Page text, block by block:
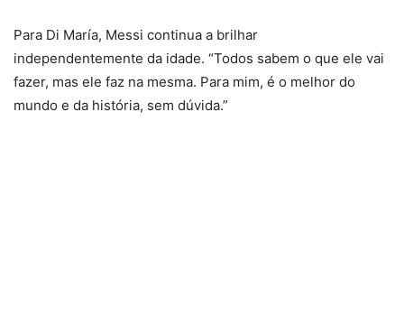
Para Di María, Messi continua a brilhar
independentemente da idade. “Todos sabem o que ele vai
fazer, mas ele faz na mesma. Para mim, é o melhor do
mundo e da história, sem dúvida.”